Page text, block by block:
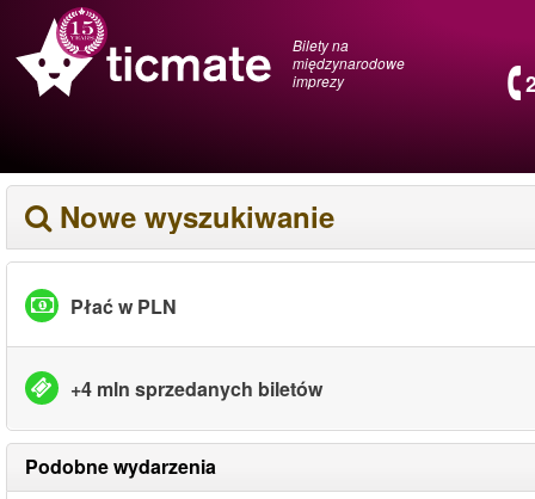
Bilety na
międzynarodowe
imprezy
Nowe wyszukiwanie
Płać w PLN
+4 mln sprzedanych biletów
Podobne wydarzenia